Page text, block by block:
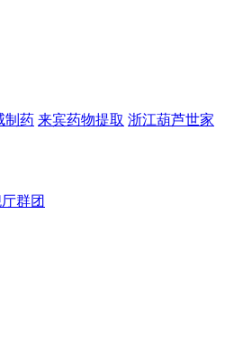
制药 来宾药物提取 浙江葫芦世家
群团